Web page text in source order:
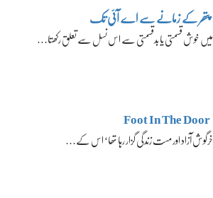
پتھر کے زمانے سے اے آئی تک
میں خوش قسمتی یا بدقسمتی سے اس نسل سے تعلق رکھتا…
Foot In The Door
خرگوش آزاد اور مست زندگی گزار رہا تھا‘ اس کے…